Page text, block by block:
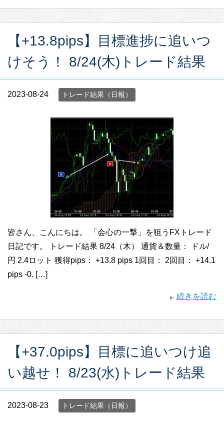
【+13.8pips】目標進捗に追いつ
けそう！ 8/24(木)トレード結果
2023-08-24 トレード結果（日報）
皆さん、こんにちは。 「会心の一撃」を狙うFXトレード
日記です。 トレード結果 8/24（木） 通貨＆数量： ドル/
円 2.4ロット 獲得pips： +13.8 pips 1回目： 2回目： +14.1
pips -0. […]
続きを読む
【+37.0pips】目標に追いつけ追
い越せ！ 8/23(水)トレード結果
2023-08-23 トレード結果（日報）